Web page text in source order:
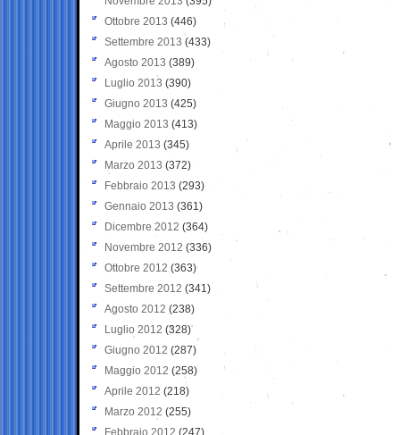
Ottobre 2013 (446)
Settembre 2013 (433)
Agosto 2013 (389)
Luglio 2013 (390)
Giugno 2013 (425)
Maggio 2013 (413)
Aprile 2013 (345)
Marzo 2013 (372)
Febbraio 2013 (293)
Gennaio 2013 (361)
Dicembre 2012 (364)
Novembre 2012 (336)
Ottobre 2012 (363)
Settembre 2012 (341)
Agosto 2012 (238)
Luglio 2012 (328)
Giugno 2012 (287)
Maggio 2012 (258)
Aprile 2012 (218)
Marzo 2012 (255)
Febbraio 2012 (247)